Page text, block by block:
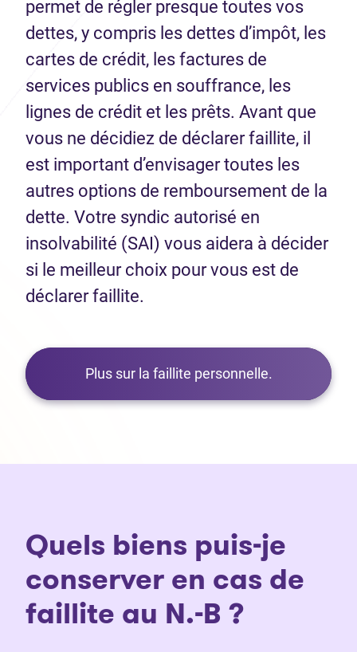
permet de régler presque toutes vos
dettes, y compris les dettes d’impôt, les
cartes de crédit, les factures de
services publics en souffrance, les
lignes de crédit et les prêts. Avant que
vous ne décidiez de déclarer faillite, il
est important d’envisager toutes les
autres options de remboursement de la
dette. Votre syndic autorisé en
insolvabilité (SAI) vous aidera à décider
si le meilleur choix pour vous est de
déclarer faillite.
Plus sur la faillite personnelle.
Quels biens puis-je
conserver en cas de
faillite au N.-B ?